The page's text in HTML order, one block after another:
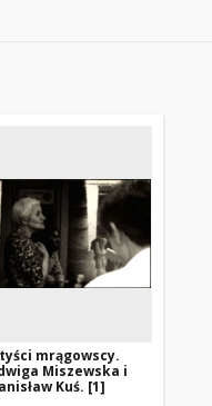
mrągowscy.
Miszewska i
Kuś. [1]